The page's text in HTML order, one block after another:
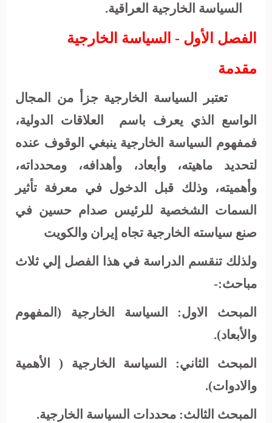
السياسة الخارجية العراقية.
الفصل الأول - السياسة الخارجية
مقدمة
تعتبر السياسة الخارجية جزأ من المجال
الواسع الذي يعرف باسم
العلاقات الدولية،
فمفهوم السياسة الخارجية ينبغي الوقوف عنده
لتحديد ماهيته، وأبعاد، وأهدافه، ومحدداته،
وأهميته، وذلك قبل الدخول في معرفة تأثير
السمات الشخصية للرئيس صدام حسين في
صنع سياسته الخارجية تجاه إيران والكويت
ولذلك تنقسم الدراسة في هذا الفصل إلي ثلاث
مباحث:-
المبحث الاول: السياسة الخارجية (المفهوم
والأبعاد).
المبحث الثاني: السياسة الخارجية ( الأهمية
والادوات).
المبحث الثالث: محددات السياسة الخارجية.